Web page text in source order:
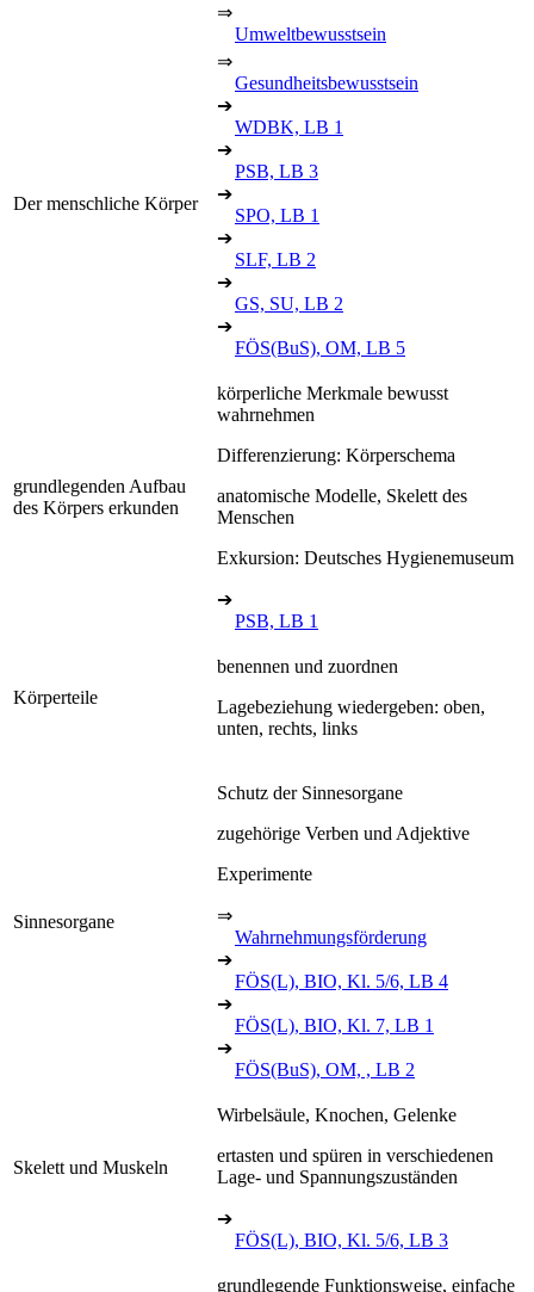
⇒
Umweltbewusstsein
Der menschliche Körper
⇒
Gesundheitsbewusstsein
➔
WDBK, LB 1
➔
PSB, LB 3
➔
SPO, LB 1
➔
SLF, LB 2
➔
GS, SU, LB 2
➔
FÖS(BuS), OM, LB 5
grundlegenden Aufbau
des Körpers erkunden
körperliche Merkmale bewusst
wahrnehmen
Differenzierung: Körperschema
anatomische Modelle, Skelett des
Menschen
Exkursion: Deutsches Hygienemuseum
➔
PSB, LB 1
Körperteile
benennen und zuordnen
Lagebeziehung wiedergeben: oben,
unten, rechts, links
Sinnesorgane
Schutz der Sinnesorgane
zugehörige Verben und Adjektive
Experimente
⇒
Wahrnehmungsförderung
➔
FÖS(L), BIO, Kl. 5/6, LB 4
➔
FÖS(L), BIO, Kl. 7, LB 1
➔
FÖS(BuS), OM, , LB 2
Skelett und Muskeln
Wirbelsäule, Knochen, Gelenke
ertasten und spüren in verschiedenen
Lage- und Spannungszuständen
➔
FÖS(L), BIO, Kl. 5/6, LB 3
grundlegende Funktionsweise, einfache